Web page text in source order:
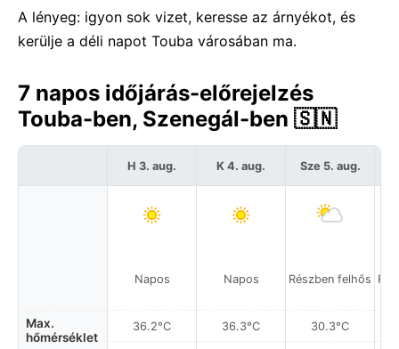
A lényeg: igyon sok vizet, keresse az árnyékot, és
kerülje a déli napot Touba városában ma.
7 napos időjárás-előrejelzés
Touba-ben, Szenegál-ben 🇸🇳
Max.
hőmérséklet
H 3. aug.
Napos
36.2°C
K 4. aug.
Napos
36.3°C
Sze 5. aug.
Részben felhős
30.3°C